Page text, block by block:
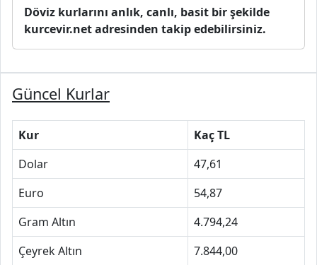
Döviz kurlarını anlık, canlı, basit bir şekilde
kurcevir.net adresinden takip edebilirsiniz.
Güncel Kurlar
Kur
Kaç TL
Dolar
47,61
Euro
54,87
Gram Altın
4.794,24
Çeyrek Altın
7.844,00